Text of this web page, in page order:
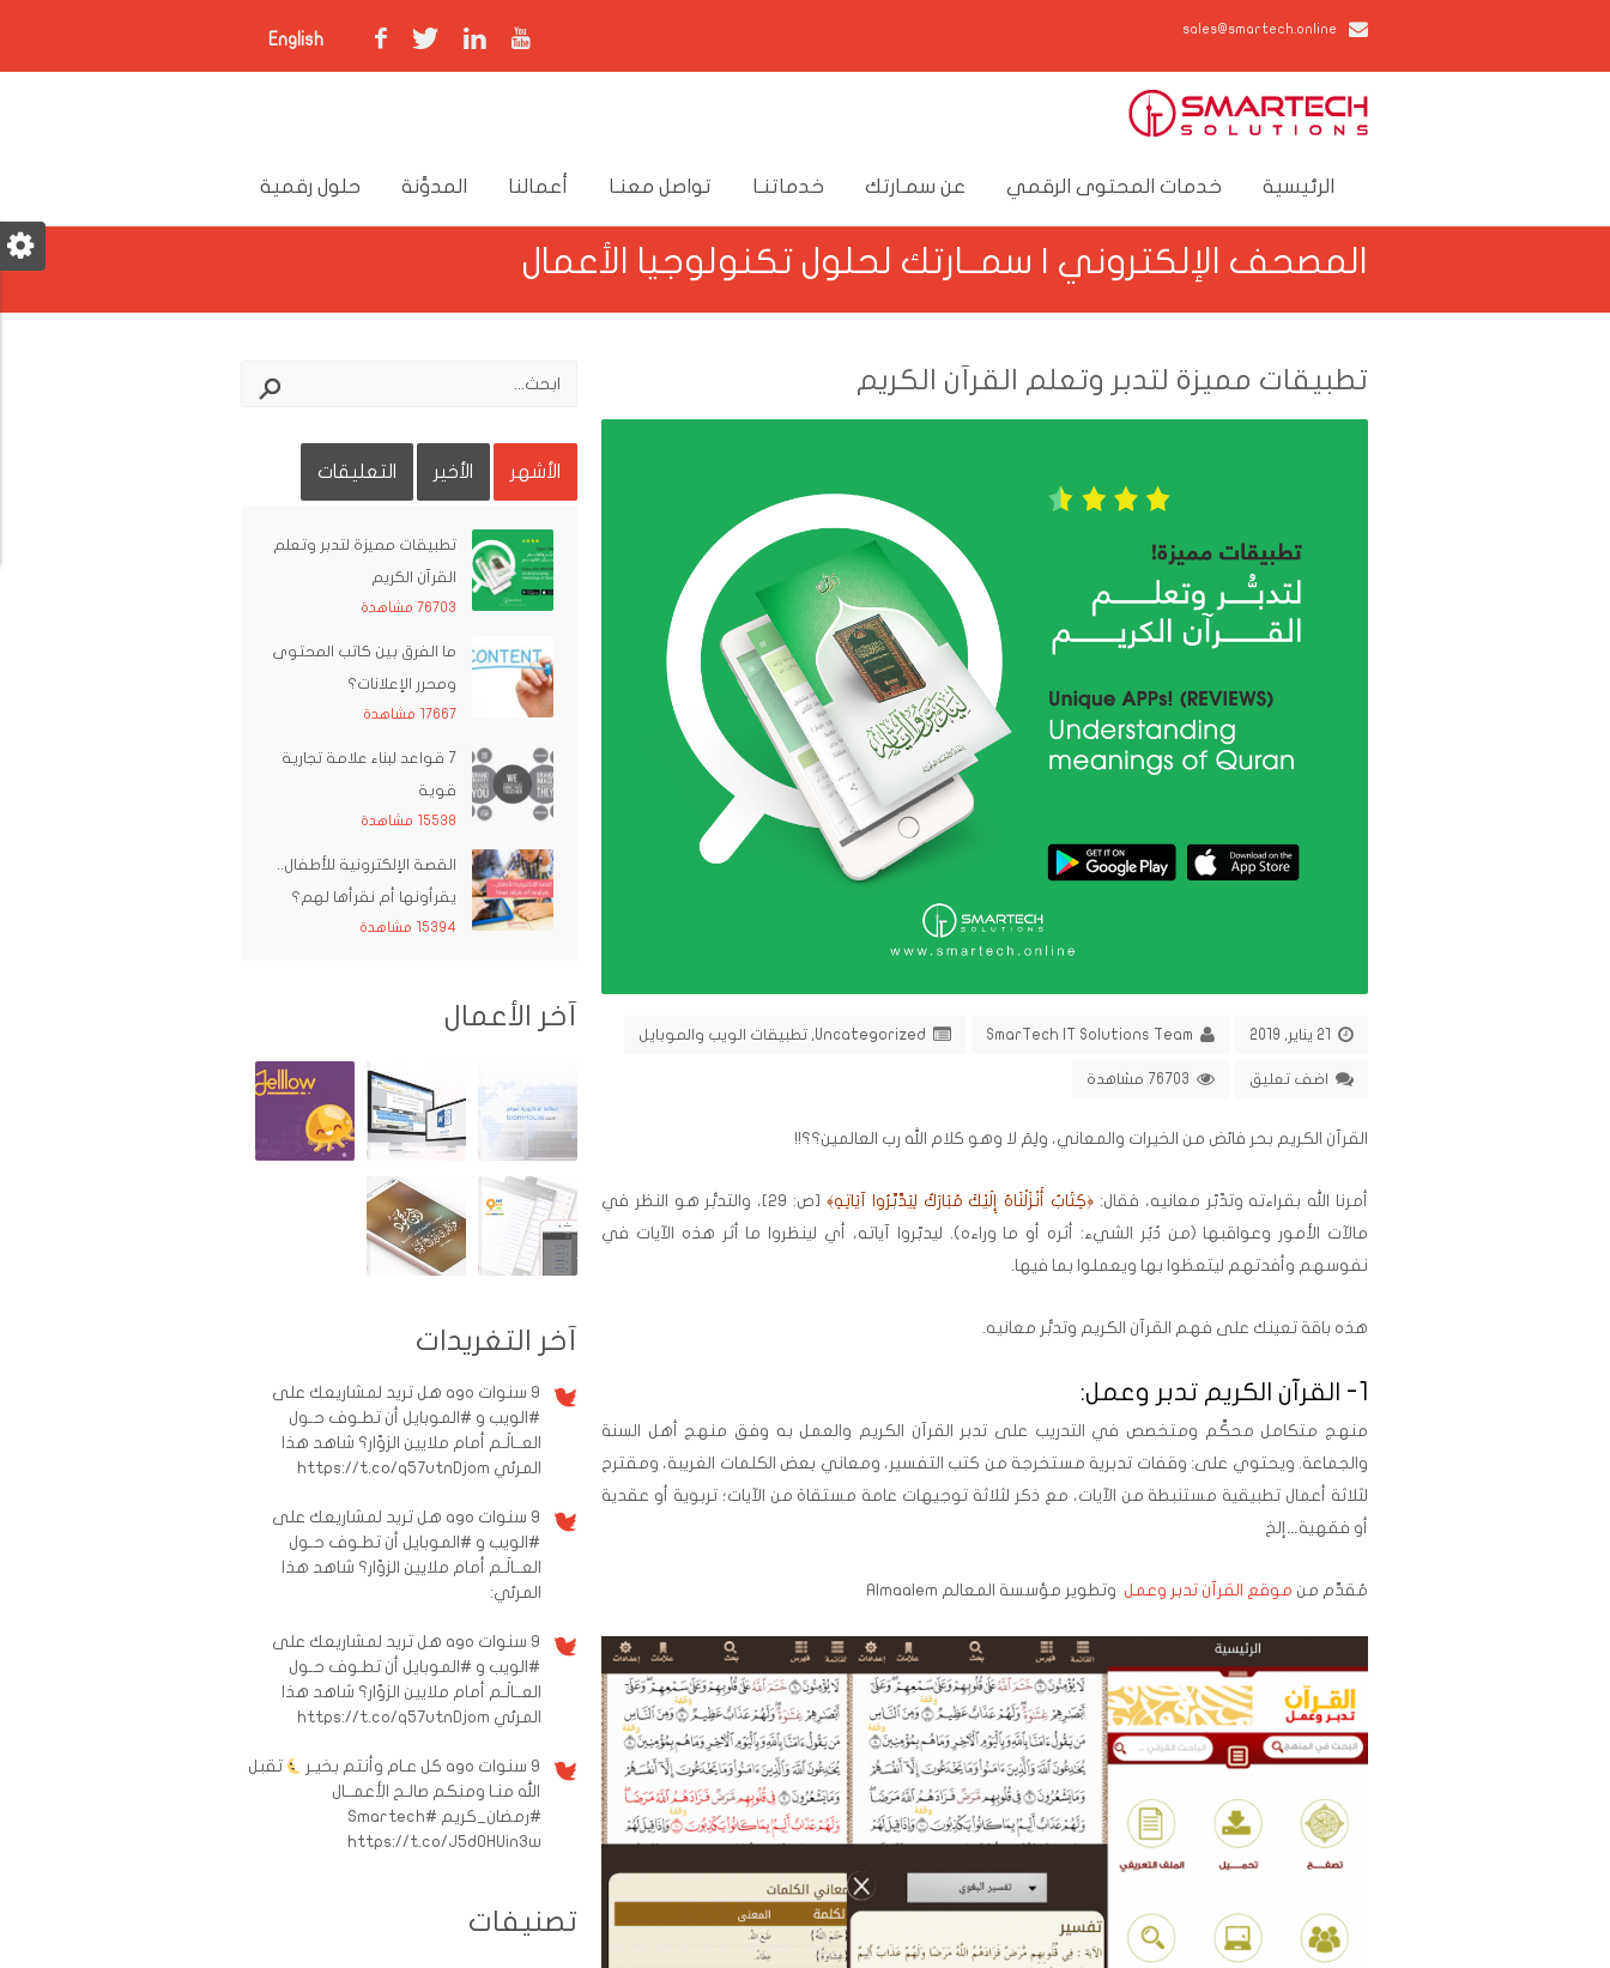
sales@smartech.online
English
الرئيسية خدمات المحتوى الرقمي عن سمـارتك خدماتنـا تواصل معنـا أعمالنا المدوَّنة حلول رقمية
المصحف الإلكتروني | سمــارتك لحلول تكنولوجيا الأعمال
تطبيقات مميزة لتدبر وتعلم القرآن الكريم
SmarTech IT Solutions Team
Uncategorized
, تطبيقات الويب والموبايل
اضف تعليق
القرآن الكريم بحر فائض من الخيرات والمعاني، ولِمَ لا وهو كلام الله رب العالمين؟؟!!
أمرنا الله بقراءته وتدّبّر معانيه، فقال: ﴿كِتَابٌ أَنْزَلْنَاهُ إِلَيْكَ مُبَارَكٌ لِيَدَّبَّرُوا آيَاتِهِ﴾
[ص: 29]، والتدبُّر هو النظر في
مالآت الأمور وعواقبها (من دُبُر الشيء: أثره أو ما وراءه). ليدبّروا آياته، أي لينظروا ما أثر هذه الآيات في
نفوسهم وأفدتهم ليتعظوا بها ويعملوا بما فيها.
هذه باقة تعينك على فهم القرآن الكريم وتدبُّر معانيه.
1- القرآن الكريم تدبر وعمل:
منهج متكامل محكَّم ومتخصص في التدريب على تدبر القرآن الكريم والعمل به وفق منهج أهل السنة
والجماعة. ويحتوي على: وقفات تدبرية مستخرجة من كتب التفسير، ومعاني بعض الكلمات الغريبة، ومقترح
لثلاثة أعمال تطبيقية مستنبطة من الآيات، مع ذكر لثلاثة توجيهات عامة مستقاة من الآيات؛ تربوية أو عقدية
أو فقهية…إلخ
مُقدَّم من موقع القرآن تدبر وعمل وتطوير مؤسسة المعالم Almaalem
الأشهر الأخير التعليقات
تطبيقات مميزة لتدبر وتعلم
القرآن الكريم
76703 مشاهدة
ما الفرق بين كاتب المحتوى
ومحرر الإعلانات؟
17667 مشاهدة
7 قواعد لبناء علامة تجارية
قوية
15538 مشاهدة
القصة الإلكترونية للأطفال..
يقرأونها أم نقرأها لهم؟
15394 مشاهدة
آخر الأعمال
آخر التغريدات
9 سنوات ago
هل تريد لمشاريعك على
#الويب و #الموبايل أن تطـوف حـول
العــالَـم أمام ملايين الزوّار؟ شاهد هذا
المرئي https://t.co/q57utnDjom
9 سنوات ago
هل تريد لمشاريعك على
#الويب و #الموبايل أن تطـوف حـول
العــالَـم أمام ملايين الزوّار؟ شاهد هذا
المرئي:
9 سنوات ago
هل تريد لمشاريعك على
#الويب و #الموبايل أن تطـوف حـول
العــالَـم أمام ملايين الزوّار؟ شاهد هذا
المرئي https://t.co/q57utnDjom
9 سنوات ago كل عـام وأنتم بخيـر
تقبل
الله منـا ومنكم صالـح الأعمــال
#رمضان_كريم #Smartech
https://t.co/J5d0HUin3w
تصنيفات